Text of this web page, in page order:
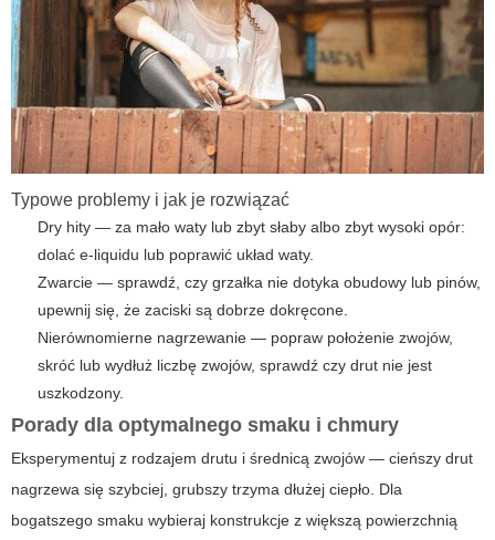
Typowe problemy i jak je rozwiązać
Dry hity — za mało waty lub zbyt słaby albo zbyt wysoki opór:
dolać e-liquidu lub poprawić układ waty.
Zwarcie — sprawdź, czy grzałka nie dotyka obudowy lub pinów,
upewnij się, że zaciski są dobrze dokręcone.
Nierównomierne nagrzewanie — popraw położenie zwojów,
skróć lub wydłuż liczbę zwojów, sprawdź czy drut nie jest
uszkodzony.
Porady dla optymalnego smaku i chmury
Eksperymentuj z rodzajem drutu i średnicą zwojów — cieńszy drut
nagrzewa się szybciej, grubszy trzyma dłużej ciepło. Dla
bogatszego smaku wybieraj konstrukcje z większą powierzchnią